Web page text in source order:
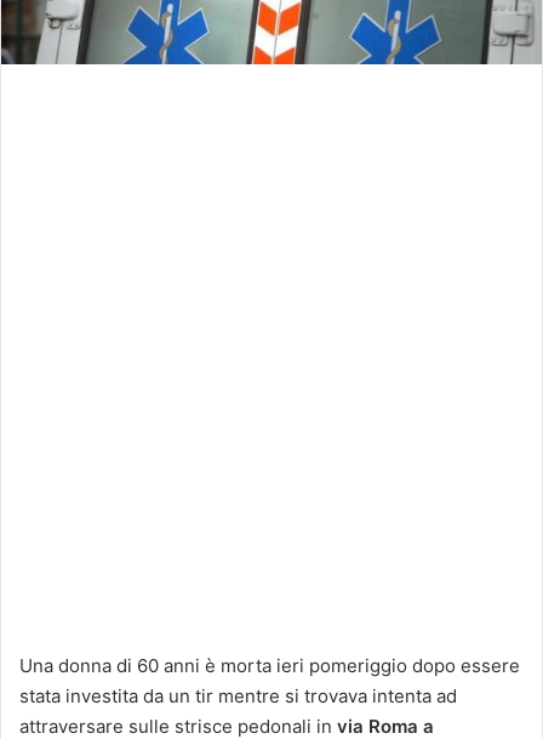
Una donna di 60 anni è morta ieri pomeriggio dopo essere
stata investita da un tir mentre si trovava intenta ad
attraversare sulle strisce pedonali in via Roma a